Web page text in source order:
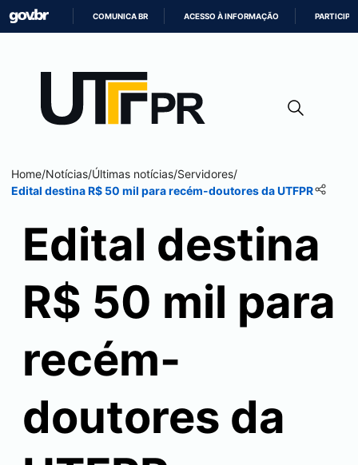
CONTEÚDO
COMUNICA BR ACESSO À INFORMAÇÃO PARTICIPE
Home/Notícias/Últimas notícias/Servidores/
Edital destina R$ 50 mil para recém-doutores da UTFPR
Edital destina
R$ 50 mil para
recém-
doutores da